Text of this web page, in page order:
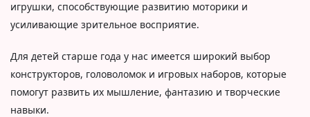
игрушки, способствующие развитию моторики и
усиливающие зрительное восприятие.
Для детей старше года у нас имеется широкий выбор
конструкторов, головоломок и игровых наборов, которые
помогут развить их мышление, фантазию и творческие
навыки.